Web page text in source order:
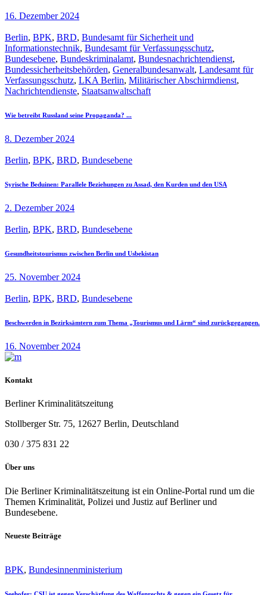
16. Dezember 2024
Berlin, BPK, BRD, Bundesamt für Sicherheit und
Informationstechnik, Bundesamt für Verfassungsschutz,
Bundesebene, Bundeskriminalamt, Bundesnachrichtendienst,
Bundessicherheitsbehörden, Generalbundesanwalt, Landesamt für
Verfassungsschutz, LKA Berlin, Militärischer Abschirmdienst,
Nachrichtendienste, Staatsanwaltschaft
Wie betreibt Russland seine Propaganda? ...
8. Dezember 2024
Berlin, BPK, BRD, Bundesebene
Syrische Beduinen: Parallele Beziehungen zu Assad, den Kurden und den USA
2. Dezember 2024
Berlin, BPK, BRD, Bundesebene
Gesundheitstourismus zwischen Berlin und Usbekistan
25. November 2024
Berlin, BPK, BRD, Bundesebene
Beschwerden in Bezirksämtern zum Thema „Tourismus und Lärm“ sind zurückgegangen.
16. November 2024
Kontakt
Berliner Kriminalitätszeitung
Stollberger Str. 75, 12627 Berlin, Deutschland
030 / 375 831 22
Über uns
Die Berliner Kriminalitätszeitung ist ein Online-Portal rund um die
Themen Kriminalität, Polizei und Justiz auf Berliner und
Bundesebene.
Neueste Beiträge
BPK, Bundesinnenministerium